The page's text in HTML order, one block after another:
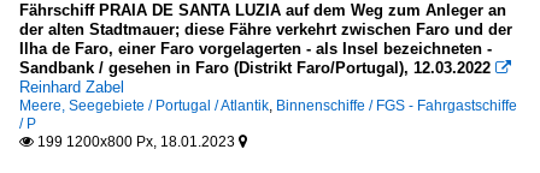
alle
Stückgut- und Mehrzweckfrachter / general cargo
Fährschiff PRAIA DE SANTA LUZIA auf dem Weg zum Anleger an
der alten Stadtmauer; diese Fähre verkehrt zwischen Faro und der
Ilha de Faro, einer Faro vorgelagerten - als Insel bezeichneten -
Sandbank / gesehen in Faro (Distrikt Faro/Portugal), 12.03.2022 
Reinhard Zabel
Meere, Seegebiete / Portugal / Atlantik, Binnenschiffe / FGS - Fahrgastschiffe
/ P
 199 1200x800 Px, 18.01.2023 